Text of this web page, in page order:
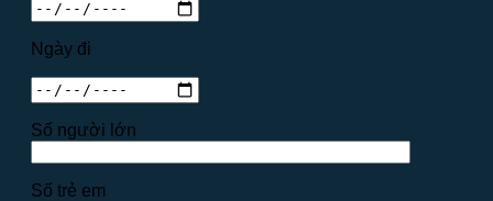
Ngày đi
Số người lớn
Số trẻ em